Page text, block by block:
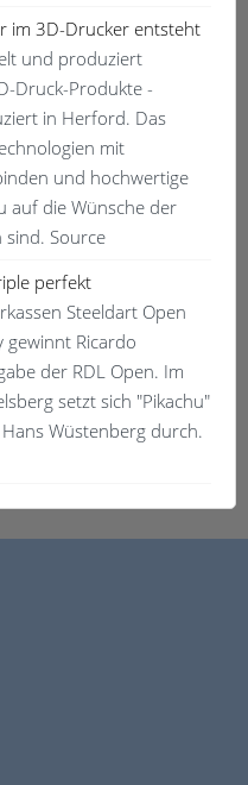
im 3D-Drucker entsteht
und produziert
Druck-Produkte -
in Herford. Das
mit
und hochwertige
auf die Wünsche der
Source
perfekt
Steeldart Open
Ricardo
der RDL Open. Im
setzt sich "Pikachu"
Wüstenberg durch.